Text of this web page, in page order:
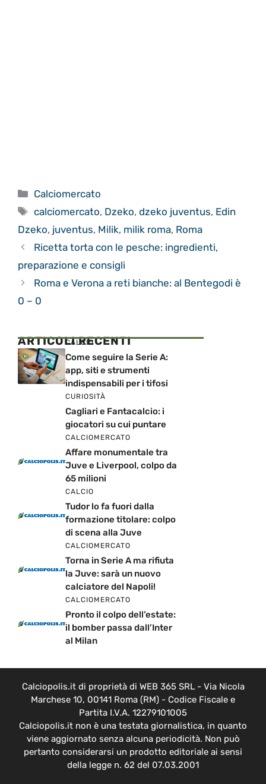
Categorie
Calciomercato
Tag
calciomercato, Dzeko,dzeko juventus, Edin
Dzeko, juventus, Milik, milik roma, Roma
Ricetta torta con le pesche: ingredienti,
preparazione e consigli
Roma e Verona a reti bianche: al Bentegodi è
0 – 0
ARTICOLI RECENTI
CALCIO
Come seguire la Serie A:
app, siti e strumenti
indispensabili per i tifosi
CURIOSITÀ
Cagliari e Fantacalcio: i
giocatori su cui puntare
CALCIOMERCATO
Affare monumentale tra
Juve e Liverpool, colpo da
65 milioni
CALCIO
Tudor lo fa fuori dalla
formazione titolare: colpo
di scena alla Juve
CALCIOMERCATO
Torna in Serie A ma rifiuta
la Juve: sarà un nuovo
calciatore del Napoli!
CALCIOMERCATO
Pronto il colpo dell’estate:
il bomber passa dall’Inter
al Milan
Calciopolis.it di proprietà di WEB 365 SRL - Via Nicola
Marchese 10, 00141 Roma (RM) - Codice Fiscale e
Partita I.V.A. 12279101005
Calciopolis.it non è una testata giornalistica, in quanto
viene aggiornato senza alcuna periodicità. Non può
pertanto considerarsi un prodotto editoriale ai sensi
della legge n. 62 del 07.03.2001